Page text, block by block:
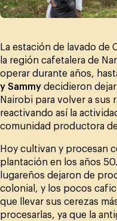
La estación de lavado de
la región cafetalera de
operar durante años,
y Sammy decidieron
Nairobi para volver a sus
reactivando así la
comunidad productora
Hoy cultivan y procesan
plantación en los años
lugareños dejaron de
colonial, y los pocos
que llevar sus cerezas
procesarlas, ya que la